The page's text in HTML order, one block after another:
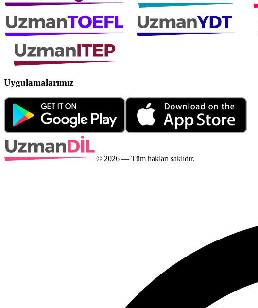
Uygulamalarımız
© 2026 — Tüm hakları saklıdır.